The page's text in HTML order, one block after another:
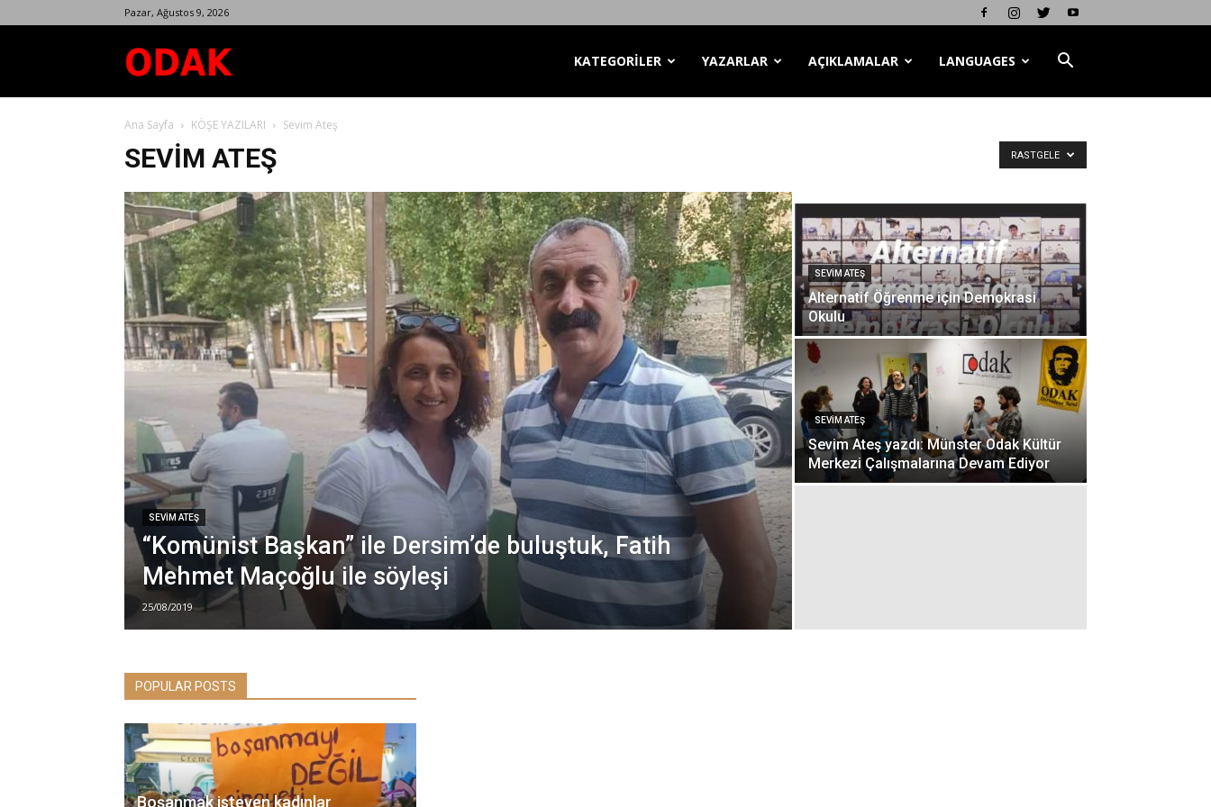
Pazar, Ağustos 9, 2026
Dergisi
KATEGORİLER YAZARLAR AÇIKLAMALAR LANGUAGES
Ana Sayfa KÖŞE YAZILARI Sevim Ateş
SEVIM ATEŞ RASTGELE
SEVIM ATEŞ
“Komünist Başkan” ile Dersim’de buluştuk, Fatih
Mehmet Maçoğlu ile söyleşi
25/08/2019
SEVIM ATEŞ
Alternatif Öğrenme için Demokrasi
Okulu
SEVIM ATEŞ
Sevim Ateş yazdı: Münster Odak Kültür
Merkezi Çalışmalarına Devam Ediyor
POPULAR POSTS
Boşanmak isteyen kadınlar